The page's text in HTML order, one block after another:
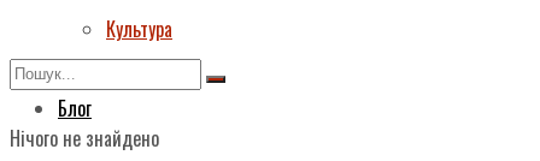
Нічого не знайдено
Культура
Блог